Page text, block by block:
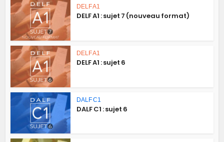
DELF A1
DELF A1 : sujet 7 (nouveau format)
DELF A1
DELF A1 : sujet 6
DALF C1
DALF C1 : sujet 6